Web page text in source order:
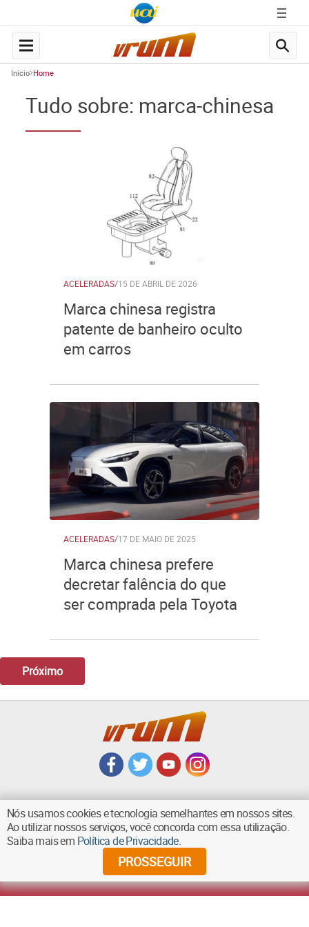
Início Home
Tudo sobre: marca-chinesa
ACELERADAS/15 DE ABRIL DE 2026
Marca chinesa registra
patente de banheiro oculto
em carros
ACELERADAS/17 DE MAIO DE 2025
Marca chinesa prefere
decretar falência do que
ser comprada pela Toyota
Próximo
VOLTAR AO TOPO
Diários Associados - Todos os direitos reservados
Nós usamos cookies e tecnologia semelhantes em nossos sites.
Ao utilizar nossos serviços, você concorda com essa utilização.
Saiba mais em Política de Privacidade.
PROSSEGUIR